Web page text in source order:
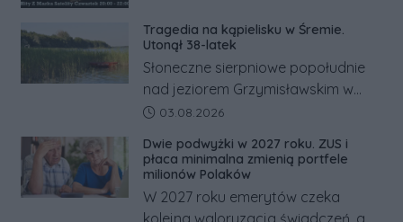
Tragedia na kąpielisku w Śremie.
Utonął 38-latek
Słoneczne sierpniowe popołudnie
nad jeziorem Grzymisławskim w
powiecie śremskim zakończyło się
odwrócić nawet natychmiastowe
działania służb ratunkowych.
Data dodania artykułu:
03.08.2026
Dwie podwyżki w 2027 roku. ZUS i
płaca minimalna zmienią portfele
milionów Polaków
W 2027 roku emerytów czeka